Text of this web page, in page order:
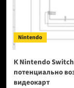
Nintendo
К Nintendo
потенциально
видеокарт